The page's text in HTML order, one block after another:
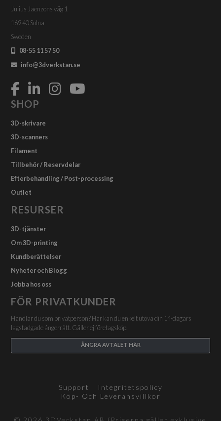
Julius Jaenzons väg 1
169 40 Solna
Sweden
08-55 11 57 50
info@3dverkstan.se
SHOP
3D-skrivare
3D-scanners
Filament
Tillbehör / Reservdelar
Efterbehandling / Post-processing
Outlet
RESURSER
3D-tjänster
Om 3D-printing
Kundberättelser
Nyheter och Blogg
Jobba hos oss
FÖR PRIVATKUNDER
Handlar du som privatperson? Här kan du enkelt utöva din 14-dagars
lagstadgade ångerrätt. Gäller ej företagsköp.
ÅNGRA AVTALET HÄR
Support
Integritetspolicy
Köp- Och Leveransvillkor